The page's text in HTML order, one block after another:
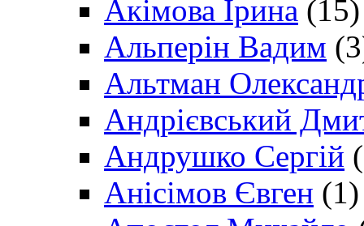
Акімова Ірина (15)
Альперін Вадим
Альтман
Андрієвський
Андрушко Сергій
Анісімов Євген (1)